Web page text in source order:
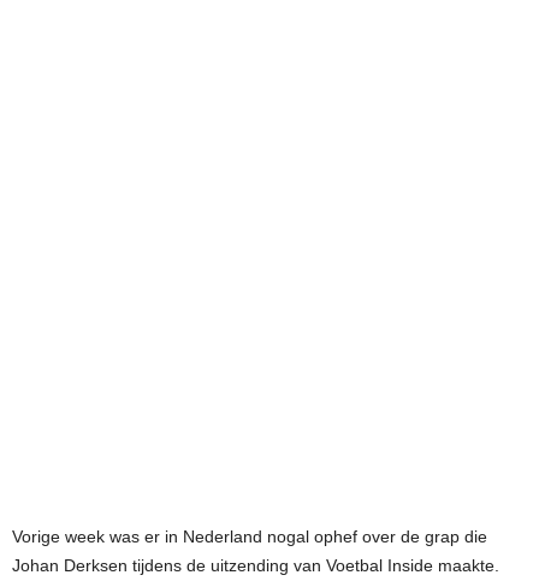
Vorige week was er in Nederland nogal ophef over de grap die
Johan Derksen tijdens de uitzending van Voetbal Inside maakte.